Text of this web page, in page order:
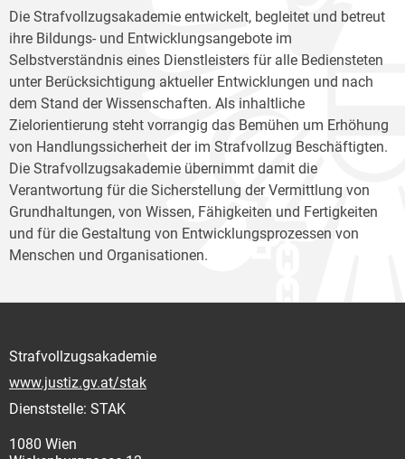
Die Strafvollzugsakademie entwickelt, begleitet und betreut
ihre Bildungs- und Entwicklungsangebote im
Selbstverständnis eines Dienstleisters für alle Bediensteten
unter Berücksichtigung aktueller Entwicklungen und nach
dem Stand der Wissenschaften. Als inhaltliche
Zielorientierung steht vorrangig das Bemühen um Erhöhung
von Handlungssicherheit der im Strafvollzug Beschäftigten.
Die Strafvollzugsakademie übernimmt damit die
Verantwortung für die Sicherstellung der Vermittlung von
Grundhaltungen, von Wissen, Fähigkeiten und Fertigkeiten
und für die Gestaltung von Entwicklungsprozessen von
Menschen und Organisationen.
Strafvollzugsakademie
www.justiz.gv.at/stak
Dienststelle: STAK
1080 Wien